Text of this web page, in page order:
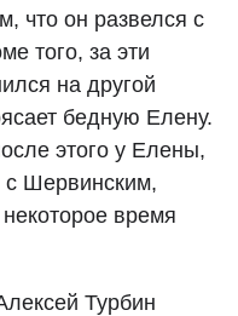
что он развелся с
того, за эти
на другой
бедную Елену.
этого у Елены,
с Шервинским,
время
Турбин